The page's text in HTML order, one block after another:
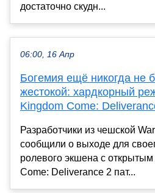
достаточно скудн...
06:00, 16 Апр
Богемия ещё никогда не
жестокой: хардкорный
Kingdom Come:
Разработчики из чешской
сообщили о выходе для
ролевого экшена с
Come: Deliverance 2 пат...